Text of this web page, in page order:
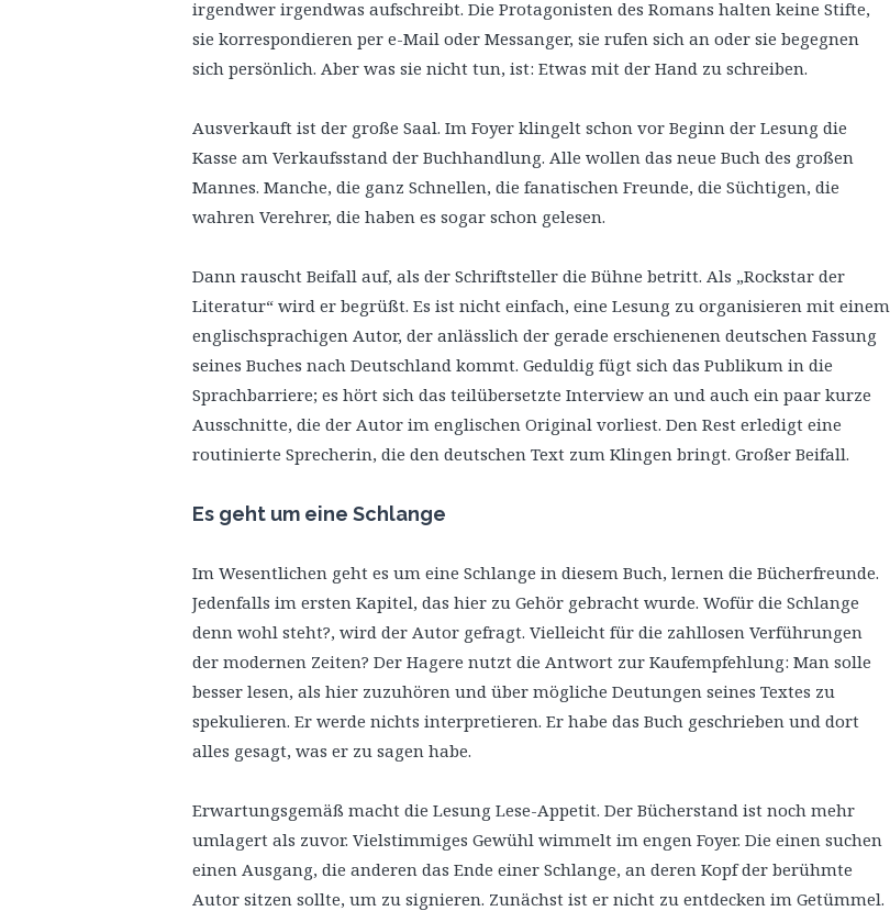
irgendwer irgendwas aufschreibt. Die Protagonisten des Romans halten keine Stifte,
sie korrespondieren per e-Mail oder Messanger, sie rufen sich an oder sie begegnen
sich persönlich. Aber was sie nicht tun, ist: Etwas mit der Hand zu schreiben.
Ausverkauft ist der große Saal. Im Foyer klingelt schon vor Beginn der Lesung die
Kasse am Verkaufsstand der Buchhandlung. Alle wollen das neue Buch des großen
Mannes. Manche, die ganz Schnellen, die fanatischen Freunde, die Süchtigen, die
wahren Verehrer, die haben es sogar schon gelesen.
Dann rauscht Beifall auf, als der Schriftsteller die Bühne betritt. Als „Rockstar der
Literatur“ wird er begrüßt. Es ist nicht einfach, eine Lesung zu organisieren mit einem
englischsprachigen Autor, der anlässlich der gerade erschienenen deutschen Fassung
seines Buches nach Deutschland kommt. Geduldig fügt sich das Publikum in die
Sprachbarriere; es hört sich das teilübersetzte Interview an und auch ein paar kurze
Ausschnitte, die der Autor im englischen Original vorliest. Den Rest erledigt eine
routinierte Sprecherin, die den deutschen Text zum Klingen bringt. Großer Beifall.
Es geht um eine Schlange
Im Wesentlichen geht es um eine Schlange in diesem Buch, lernen die Bücherfreunde.
Jedenfalls im ersten Kapitel, das hier zu Gehör gebracht wurde. Wofür die Schlange
denn wohl steht?, wird der Autor gefragt. Vielleicht für die zahllosen Verführungen
der modernen Zeiten? Der Hagere nutzt die Antwort zur Kaufempfehlung: Man solle
besser lesen, als hier zuzuhören und über mögliche Deutungen seines Textes zu
spekulieren. Er werde nichts interpretieren. Er habe das Buch geschrieben und dort
alles gesagt, was er zu sagen habe.
Erwartungsgemäß macht die Lesung Lese-Appetit. Der Bücherstand ist noch mehr
umlagert als zuvor. Vielstimmiges Gewühl wimmelt im engen Foyer. Die einen suchen
einen Ausgang, die anderen das Ende einer Schlange, an deren Kopf der berühmte
Autor sitzen sollte, um zu signieren. Zunächst ist er nicht zu entdecken im Getümmel.